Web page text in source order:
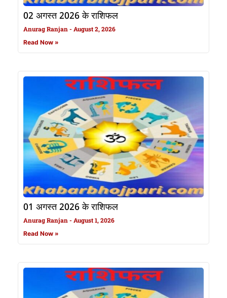
02 अगस्त 2026 के राशिफल
Anurag Ranjan August 2, 2026
Read Now »
01 अगस्त 2026 के राशिफल
Anurag Ranjan August 1, 2026
Read Now »